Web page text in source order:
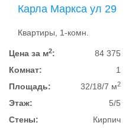
Карла Маркса ул 29
Квартиры, 1-комн.
Цена за м2:
84 375
Комнат:
1
Площадь:
32/18/7 м2
Этаж:
5/5
Стены:
Кирпич